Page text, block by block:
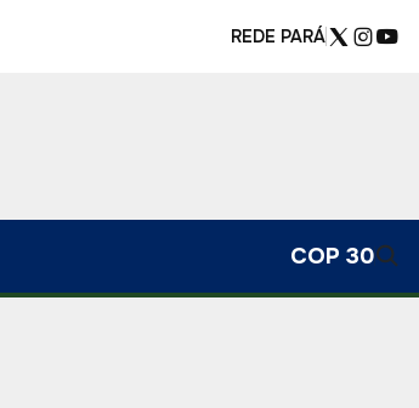
REDE PARÁ
COP 30